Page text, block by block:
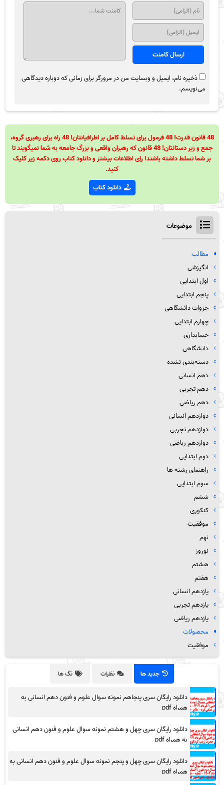
ذخیره نام، ایمیل و وبسایت من در مرورگر برای زمانی که دوباره دیدگاهی
می‌نویسم.
48 قانون قدرت! 48 فرمول برای تسلط کامل بر اطرافیانتان! 48 راه برای رهبری گروه،
جمع و زیر دستانتان! 48 قانون که رهبران واقعی و بزرگ جامعه به شما نمیگویند تا
بر شما تسلط داشته باشند! رای اطلاعات بیشتر و دانلود کتاب روی دکمه زیر کلیک
کنید.
دانلود کتاب
موضوعات
مطالب
انگیزشی
اول ابتدایی
پنجم ابتدایی
جزوات دانشگاهی
چهارم ابتدایی
حسابداری
دانشگاهی
دسته‌بندی نشده
دهم انسانی
دهم تجربی
دهم ریاضی
دوازدهم انسانی
دوازدهم تجربی
دوازدهم رباضی
دوم ابتدایی
راهنمای رشته ها
سوم ابتدایی
ششم
کنکوری
موفقیت
نهم
نوروز
هشتم
هفتم
یازدهم انسانی
یازدهم تجربی
یازدهم ریاضی
محصولات
موفقیت
جدید ها نظرات تگ ها
دانلود رایگان سری پنجاهم نمونه سوال علوم و فنون دهم انسانی به
همراه pdf
دانلود رایگان سری چهل و هشتم نمونه سوال علوم و فنون دهم انسانی
به همراه pdf
دانلود رایگان سری چهل و پنجم نمونه سوال علوم و فنون دهم انسانی به
همراه pdf